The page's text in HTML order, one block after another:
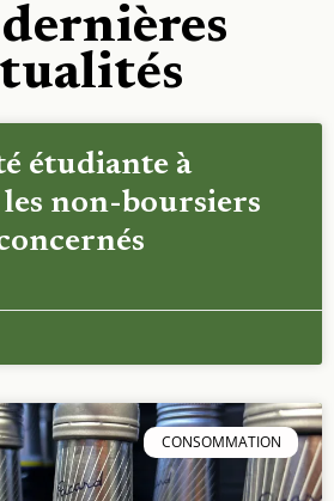
dernières
étudiante à
non-boursiers
CONSOMMATION